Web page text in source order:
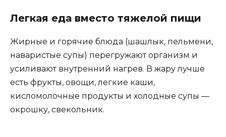
Легкая еда вместо тяжелой пищи
Жирные и горячие блюда (шашлык, пельмени,
наваристые супы) перегружают организм и
усиливают внутренний нагрев. В жару лучше
есть фрукты, овощи, легкие каши,
кисломолочные продукты и холодные супы —
окрошку, свекольник.